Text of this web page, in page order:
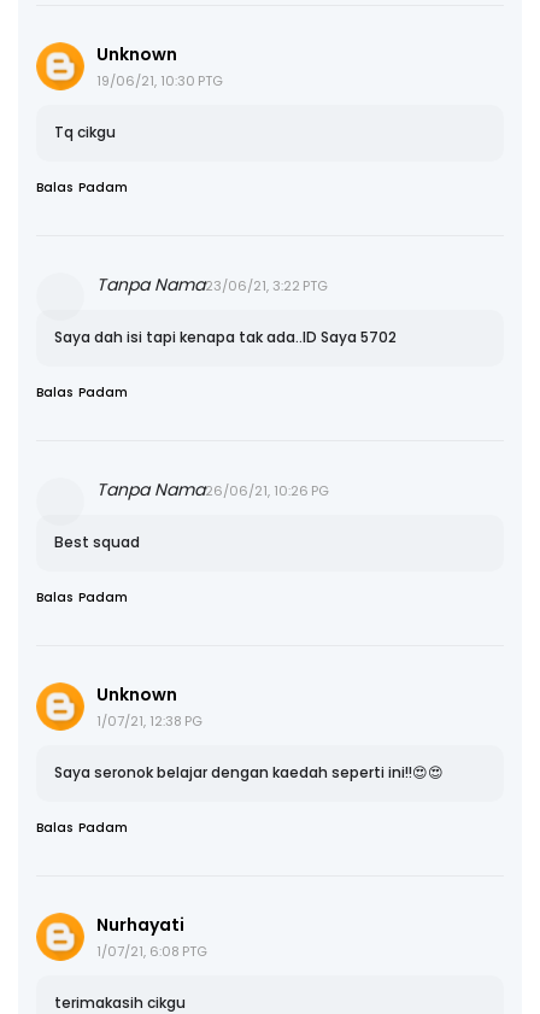
Unknown
19/06/21, 10:30 PTG
Tq cikgu
Balas Padam
Tanpa Nama23/06/21, 3:22 PTG
Saya dah isi tapi kenapa tak ada..ID Saya 5702
Balas Padam
Tanpa Nama26/06/21, 10:26 PG
Best squad
Balas Padam
Unknown
1/07/21, 12:38 PG
Saya seronok belajar dengan kaedah seperti ini!!😍😍
Balas Padam
Nurhayati
1/07/21, 6:08 PTG
terimakasih cikgu